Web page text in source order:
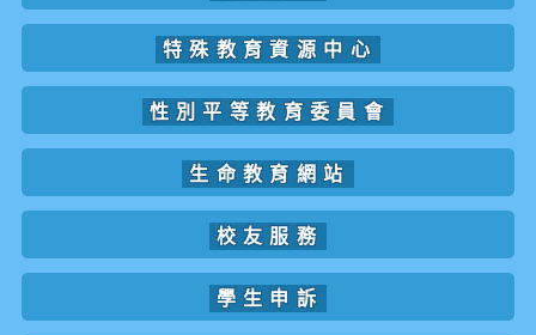
特殊教育資源中心
性別平等教育委員會
生命教育網站
校友服務
學生申訴